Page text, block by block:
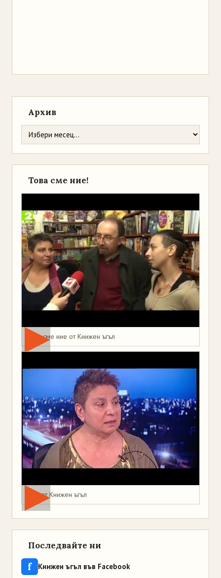
Архив
Това сме ние!
Това сме ние от Книжен ъгъл
Мая от Книжен ъгъл
Последвайте ни
f Книжен ъгъл във Facebook